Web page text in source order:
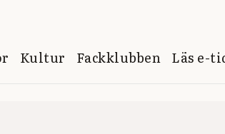
Kultur Fackklubben Läs e-